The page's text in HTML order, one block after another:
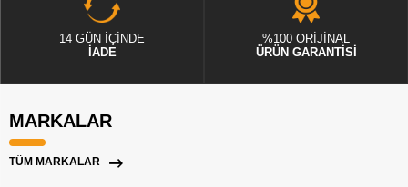
14 GÜN İÇİNDE
İADE
%100 ORİJİNAL
ÜRÜN GARANTİSİ
MARKALAR
TÜM MARKALAR